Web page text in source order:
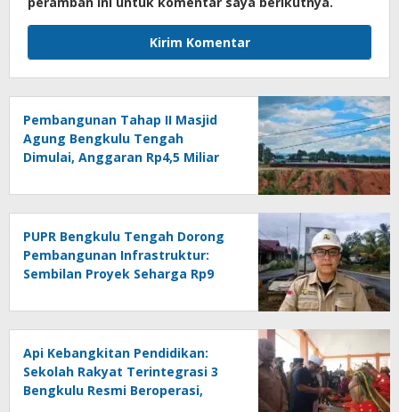
Pembangunan Tahap II Masjid
Agung Bengkulu Tengah
Dimulai, Anggaran Rp4,5 Miliar
PUPR Bengkulu Tengah Dorong
Pembangunan Infrastruktur:
Sembilan Proyek Seharga Rp9
Api Kebangkitan Pendidikan:
Sekolah Rakyat Terintegrasi 3
Bengkulu Resmi Beroperasi,